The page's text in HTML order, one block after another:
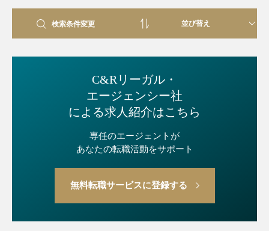
検索条件変更
C&Rリーガル・
エージェンシー社
による求人紹介はこちら
専任のエージェントが
あなたの転職活動をサポート
無料転職サービスに登録する